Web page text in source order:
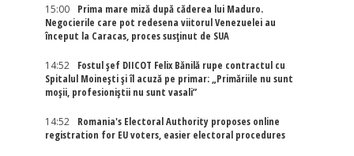
15:00
Prima mare miză după căderea lui Maduro.
Negocierile care pot redesena viitorul Venezuelei au
început la Caracas, proces susținut de SUA
14:52
Fostul șef DIICOT Felix Bănilă rupe contractul cu
Spitalul Moinești și îl acuză pe primar: „Primăriile nu sunt
moșii, profesioniștii nu sunt vasali”
14:52
Romania's Electoral Authority proposes online
registration for EU voters, easier electoral procedures